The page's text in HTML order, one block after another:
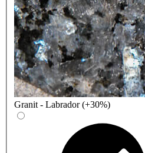
Granit - Labrador (+30%)